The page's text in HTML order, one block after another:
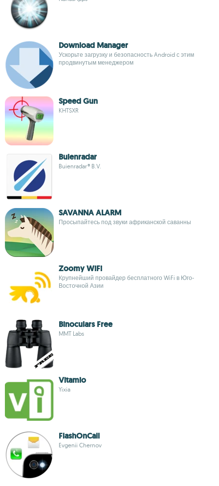
Download Manager
Ускорьте загрузку и безопасность Android с этим
продвинутым менеджером
Speed Gun
KHTSXR
Buienradar
Buienradar® B.V.
SAVANNA ALARM
Просыпайтесь под звуки африканской саванны
Zoomy WiFi
Крупнейший провайдер бесплатного WiFi в Юго-
Восточной Азии
Binoculars Free
MMT Labs
Vitamio
Yixia
FlashOnCall
Evgenii Chernov